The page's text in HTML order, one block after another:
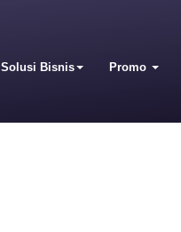
Solusi Bisnis Promo